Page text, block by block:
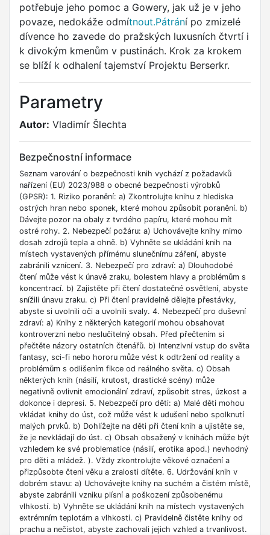
potřebuje jeho pomoc a Gowery, jak už je v jeho
povaze, nedokáže odmítnout.Pátrání po zmizelé
dívence ho zavede do pražských luxusních čtvrtí i
k divokým kmenům v pustinách. Krok za krokem
se blíží k odhalení tajemství Projektu Berserkr.
Parametry
Autor: Vladimír Šlechta
Bezpečnostní informace
Seznam varování o bezpečnosti knih vychází z požadavků
nařízení (EU) 2023/988 o obecné bezpečnosti výrobků
(GPSR): 1. Riziko poranění: a) Zkontrolujte knihu z hlediska
ostrých hran nebo sponek, které mohou způsobit poranění. b)
Dávejte pozor na obaly z tvrdého papíru, které mohou mít
ostré rohy. 2. Nebezpečí požáru: a) Uchovávejte knihy mimo
dosah zdrojů tepla a ohně. b) Vyhněte se ukládání knih na
místech vystavených přímému slunečnímu záření, abyste
zabránili vznícení. 3. Nebezpečí pro zdraví: a) Dlouhodobé
čtení může vést k únavě zraku, bolestem hlavy a problémům s
koncentrací. b) Zajistěte při čtení dostatečné osvětlení, abyste
snížili únavu zraku. c) Při čtení pravidelně dělejte přestávky,
abyste si uvolnili oči a uvolnili svaly. 4. Nebezpečí pro duševní
zdraví: a) Knihy z některých kategorií mohou obsahovat
kontroverzní nebo neslučitelný obsah. Před přečtením si
přečtěte názory ostatních čtenářů. b) Intenzivní vstup do světa
fantasy, sci-fi nebo hororu může vést k odtržení od reality a
problémům s odlišením fikce od reálného světa. c) Obsah
některých knih (násilí, krutost, drastické scény) může
negativně ovlivnit emocionální zdraví, způsobit stres, úzkost a
dokonce i depresi. 5. Nebezpečí pro děti: a) Malé děti mohou
vkládat knihy do úst, což může vést k udušení nebo spolknutí
malých prvků. b) Dohlížejte na děti při čtení knih a ujistěte se,
že je nevkládají do úst. c) Obsah obsažený v knihách může být
vzhledem ke své problematice (násilí, erotika apod.) nevhodný
pro děti a mládež. ). Vždy zkontrolujte věkové označení a
přizpůsobte čtení věku a zralosti dítěte. 6. Udržování knih v
dobrém stavu: a) Uchovávejte knihy na suchém a čistém místě,
abyste zabránili vzniku plísní a poškození způsobenému
vlhkostí. b) Vyhněte se ukládání knih na místech vystavených
extrémním teplotám a vlhkosti. c) Pravidelně čistěte knihy od
prachu a nečistot, abyste zachovali jejich vzhled a trvanlivost.